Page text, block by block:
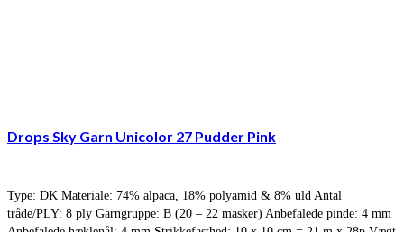
Drops Sky Garn Unicolor 27 Pudder Pink
Type: DK Materiale: 74% alpaca, 18% polyamid & 8% uld Antal
tråde/PLY: 8 ply Garngruppe: B (20 – 22 masker) Anbefalede pinde: 4 mm